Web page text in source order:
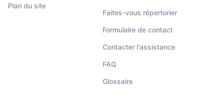
Plan du site
Faites-vous répertorier
Formulaire de contact
Contacter l'assistance
FAQ
Glossaire